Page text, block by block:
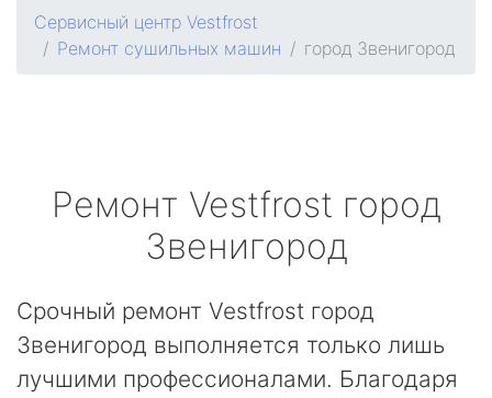
Сервисный центр Vestfrost
Ремонт сушильных машин
город Звенигород
Ремонт Vestfrost город
Звенигород
Срочный ремонт Vestfrost город
Звенигород выполняется только лишь
лучшими профессионалами. Благодаря